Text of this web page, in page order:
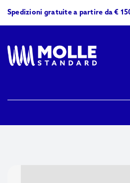
Spedizioni gratuite a partire da €